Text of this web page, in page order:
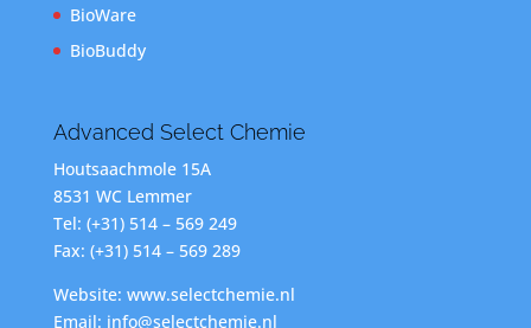
BioWare
BioBuddy
Advanced Select Chemie
Houtsaachmole 15A
8531 WC Lemmer
Tel: (+31) 514 – 569 249
Fax: (+31) 514 – 569 289
Website: www.selectchemie.nl
Email: info@selectchemie.nl